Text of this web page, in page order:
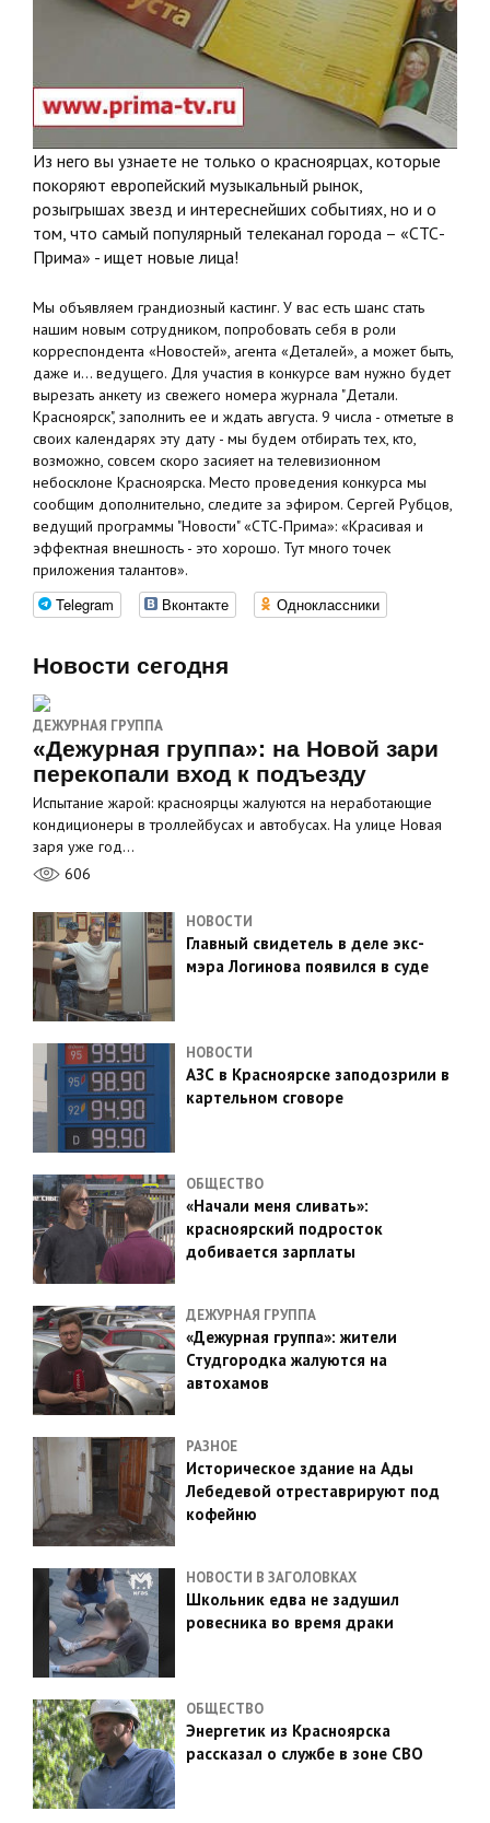
Из него вы узнаете не только о красноярцах, которые
покоряют европейский музыкальный рынок,
розыгрышах звезд и интереснейших событиях, но и о
том, что самый популярный телеканал города – «СТС-
Прима» - ищет новые лица!
Мы объявляем грандиозный кастинг. У вас есть шанс стать
нашим новым сотрудником, попробовать себя в роли
корреспондента «Новостей», агента «Деталей», а может быть,
даже и... ведущего. Для участия в конкурсе вам нужно будет
вырезать анкету из свежего номера журнала "Детали.
Красноярск", заполнить ее и ждать августа. 9 числа - отметьте в
своих календарях эту дату - мы будем отбирать тех, кто,
возможно, совсем скоро засияет на телевизионном
небосклоне Красноярска. Место проведения конкурса мы
сообщим дополнительно, следите за эфиром. Cергей Рубцов,
ведущий программы "Новости" «СТС-Прима»: «Красивая и
эффектная внешность - это хорошо. Тут много точек
приложения талантов».
Telegram Вконтакте Одноклассники
Новости сегодня
ДЕЖУРНАЯ ГРУППА
«Дежурная группа»: на Новой зари
перекопали вход к подъезду
Испытание жарой: красноярцы жалуются на неработающие
кондиционеры в троллейбусах и автобусах. На улице Новая
заря уже год…
606
НОВОСТИ
Главный свидетель в деле экс-
мэра Логинова появился в суде
НОВОСТИ
АЗС в Красноярске заподозрили в
картельном сговоре
ОБЩЕСТВО
«Начали меня сливать»:
красноярский подросток
добивается зарплаты
ДЕЖУРНАЯ ГРУППА
«Дежурная группа»: жители
Студгородка жалуются на
автохамов
РАЗНОЕ
Историческое здание на Ады
Лебедевой отреставрируют под
кофейню
НОВОСТИ В ЗАГОЛОВКАХ
Школьник едва не задушил
ровесника во время драки
ОБЩЕСТВО
Энергетик из Красноярска
рассказал о службе в зоне СВО